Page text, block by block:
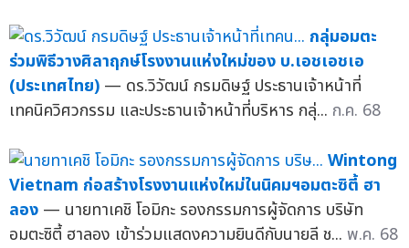
กลุ่มอมตะ
ร่วมพิธีวางศิลาฤกษ์โรงงานแห่งใหม่ของ บ.เอชเอชเอ
(ประเทศไทย) — ดร.วิวัฒน์ กรมดิษฐ์ ประธานเจ้าหน้าที่
เทคนิควิศวกรรม และประธานเจ้าหน้าที่บริหาร กลุ่... ก.ค. 68
Wintong
Vietnam ก่อสร้างโรงงานแห่งใหม่ในนิคมฯอมตะซิตี้ ฮา
ลอง — นายทาเคชิ โอมิกะ รองกรรมการผู้จัดการ บริษัท
อมตะซิตี้ ฮาลอง เข้าร่วมแสดงความยินดีกับนายลี ช... พ.ค. 68